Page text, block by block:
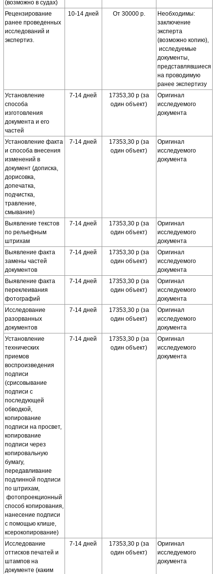
(возможно в судах)
Рецензирование
ранее проведенных
исследований и
экспертиз.
10-14 дней От 30000 р.
Необходимы:
заключение
эксперта
(возможно копию),
исследуемые
документы,
представлявшиеся
на проводимую
ранее экспертизу
Установление
способа
изготовления
документа и его
частей
7-14 дней
17353,30 р (за
один объект)
Оригинал
исследуемого
документа
Установление факта
и способа внесения
изменений в
документ (дописка,
дорисовка,
допечатка,
подчистка,
травление,
смывание)
7-14 дней
17353,30 р (за
один объект)
Оригинал
исследуемого
документа
Выявление текстов
по рельефным
штрихам
7-14 дней
17353,30 р (за
один объект)
Оригинал
исследуемого
документа
Выявление факта
замены частей
документов
7-14 дней
17353,30 р (за
один объект)
Оригинал
исследуемого
документа
Выявление факта
переклеивания
фотографий
7-14 дней
17353,30 р (за
один объект)
Оригинал
исследуемого
документа
Исследование
разорванных
документов
7-14 дней
17353,30 р (за
один объект)
Оригинал
исследуемого
документа
Установление
технических
приемов
воспроизведения
подписи
(срисовывание
подписи с
последующей
обводкой,
копирование
подписи на просвет,
копирование
подписи через
копировальную
бумагу,
передавливание
подлинной подписи
по штрихам,
фотопроекционный
способ копирования,
нанесение подписи
с помощью клише,
ксерокопирование)
7-14 дней
17353,30 р (за
один объект)
Оригинал
исследуемого
документа
Исследование
оттисков печатей и
штампов на
документе (каким
7-14 дней
17353,30 р (за
один объект)
Оригинал
исследуемого
документа